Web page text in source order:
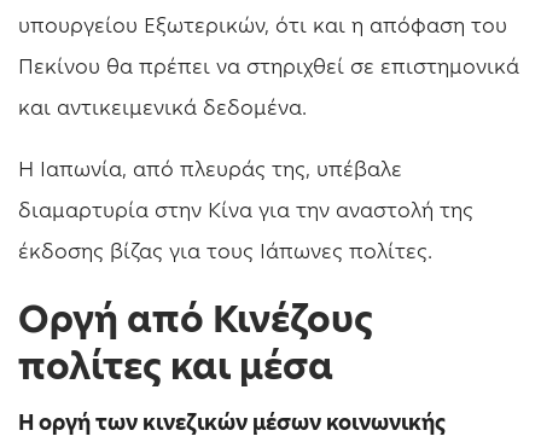
υπουργείου Εξωτερικών, ότι και η απόφαση του
Πεκίνου θα πρέπει να στηριχθεί σε επιστημονικά
και αντικειμενικά δεδομένα.
Η Ιαπωνία, από πλευράς της, υπέβαλε
διαμαρτυρία στην Κίνα για την αναστολή της
έκδοσης βίζας για τους Ιάπωνες πολίτες.
Οργή από Κινέζους
πολίτες και μέσα
Η οργή των κινεζικών μέσων κοινωνικής